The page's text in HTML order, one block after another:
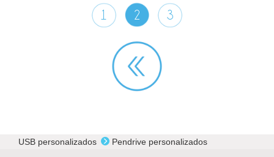
1 2 3
USB personalizados Pendrive personalizados